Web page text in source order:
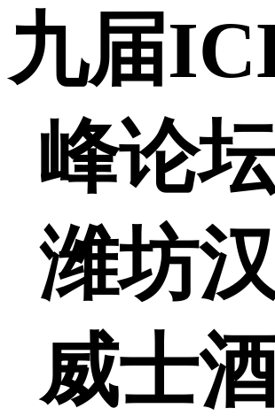
九届
峰论
潍坊
威士